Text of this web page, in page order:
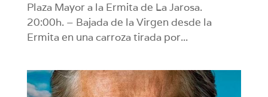
Plaza Mayor a la Ermita de La Jarosa.
20:00h. – Bajada de la Virgen desde la
Ermita en una carroza tirada por...